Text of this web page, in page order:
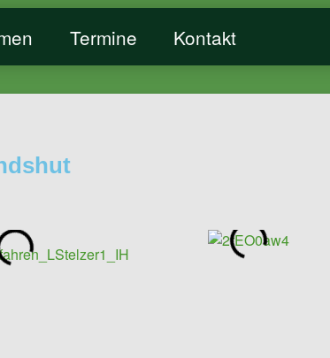
Termine Kontakt